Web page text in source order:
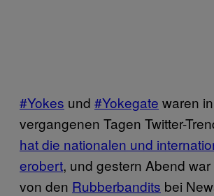
#Yokes und #Yokegate waren
vergangenen Tagen Twitter-
hat die nationalen und
erobert, und gestern Abend
von den Rubberbandits bei